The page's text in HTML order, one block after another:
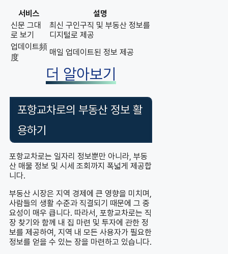
서비스
설명
신문 그대
로 보기
최신 구인구직 및 부동산 정보를
디지털로 제공
업데이트頻
度
매일 업데이트된 정보 제공
더 알아보기
포항교차로의 부동산 정보 활
용하기
포항교차로는 일자리 정보뿐만 아니라, 부동
산 매물 정보 및 시세 조회까지 폭넓게 제공합
니다.
부동산 시장은 지역 경제에 큰 영향을 미치며,
사람들의 생활 수준과 직결되기 때문에 그 중
요성이 매우 큽니다. 따라서, 포항교차로는 직
장 찾기와 함께 내 집 마련 및 투자에 관한 정
보를 제공하여, 지역 내 모든 사용자가 필요한
정보를 얻을 수 있는 장을 마련하고 있습니다.